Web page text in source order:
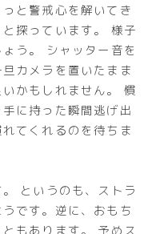
と警戒心を解いてき
探っています。 様子
う。 シャッター音を
カメラを置いたまま
かもしれません。 慣
に持った瞬間逃げ出
てくれるのを待ちま
というのも、ストラ
です。逆に、おもち
もあります。 予めス